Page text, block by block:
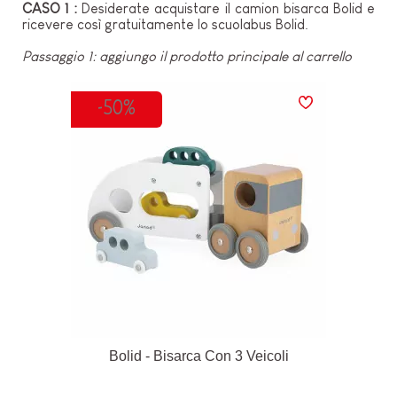
CASO 1 : Desiderate acquistare il camion bisarca Bolid e
ricevere così gratuitamente lo scuolabus Bolid.
Passaggio 1: aggiungo il prodotto principale al carrello
-50%
Bolid - Bisarca Con 3 Veicoli